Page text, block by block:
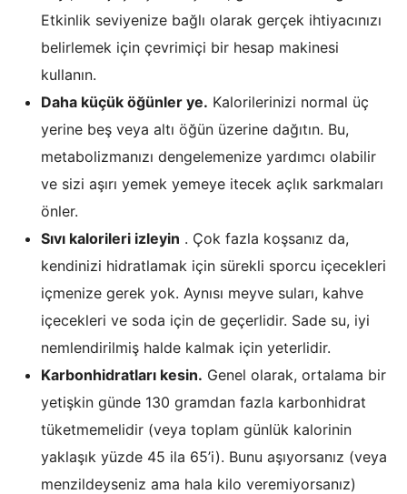
Etkinlik seviyenize bağlı olarak gerçek ihtiyacınızı
belirlemek için çevrimiçi bir hesap makinesi
kullanın.
Daha küçük öğünler ye. Kalorilerinizi normal üç
yerine beş veya altı öğün üzerine dağıtın. Bu,
metabolizmanızı dengelemenize yardımcı olabilir
ve sizi aşırı yemek yemeye itecek açlık sarkmaları
önler.
Sıvı kalorileri izleyin . Çok fazla koşsanız da,
kendinizi hidratlamak için sürekli sporcu içecekleri
içmenize gerek yok. Aynısı meyve suları, kahve
içecekleri ve soda için de geçerlidir. Sade su, iyi
nemlendirilmiş halde kalmak için yeterlidir.
Karbonhidratları kesin. Genel olarak, ortalama bir
yetişkin günde 130 gramdan fazla karbonhidrat
tüketmemelidir (veya toplam günlük kalorinin
yaklaşık yüzde 45 ila 65’i). Bunu aşıyorsanız (veya
menzildeyseniz ama hala kilo veremiyorsanız)